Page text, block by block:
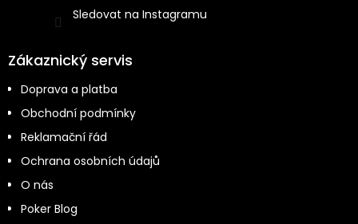
Sledovat na Instagramu
Zákaznický servis
Doprava a platba
Obchodní podmínky
Reklamační řád
Ochrana osobních údajů
O nás
Poker Blog